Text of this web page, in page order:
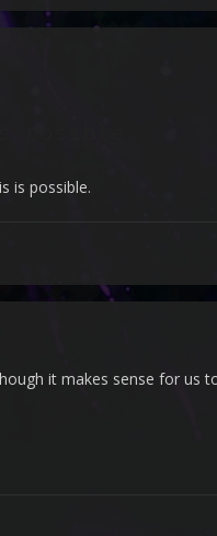
is possible.
it makes sense for us